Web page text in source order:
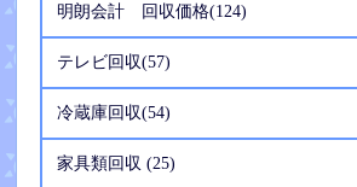
明朗会計 回収価格(124)
テレビ回収(57)
冷蔵庫回収(54)
家具類回収 (25)